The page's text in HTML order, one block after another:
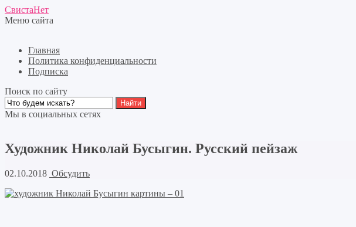
СвистаНет
Меню сайта
Главная
Политика конфиденциальности
Подписка
Поиск по сайту
Мы в социальных сетях
Художник Николай Бусыгин. Русский пейзаж
02.10.2018 Обсудить